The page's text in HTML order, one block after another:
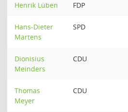
Henrik Lüben FDP
Hans-Dieter
Martens
SPD
Dionisius
Meinders
CDU
Thomas
Meyer
CDU